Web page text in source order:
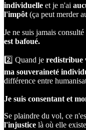
individuelle et je n'ai
l'impôt (ça peut merder
Je ne suis jamais consulté
est bafoué.
2️⃣ Quand je redistribue
ma souveraineté
différence entre
Je suis consentant et
Se plaindre du vol, ce
l'injustice là où elle